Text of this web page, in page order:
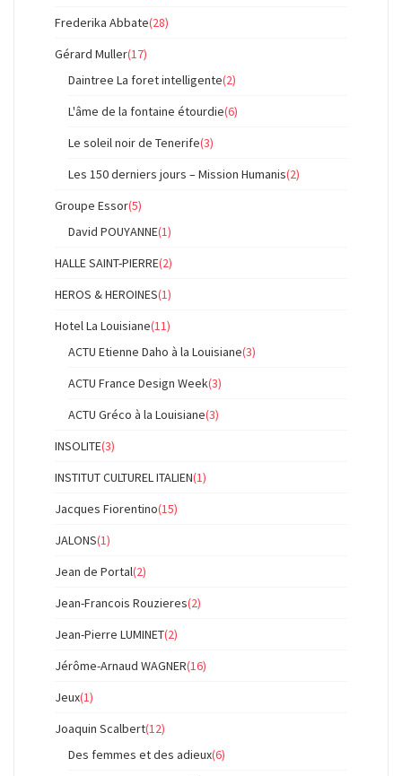
Frederika Abbate(28)
Gérard Muller(17)
Daintree La foret intelligente(2)
L'âme de la fontaine étourdie(6)
Le soleil noir de Tenerife(3)
Les 150 derniers jours – Mission Humanis(2)
Groupe Essor(5)
David POUYANNE(1)
HALLE SAINT-PIERRE(2)
HEROS & HEROINES(1)
Hotel La Louisiane(11)
ACTU Etienne Daho à la Louisiane(3)
ACTU France Design Week(3)
ACTU Gréco à la Louisiane(3)
INSOLITE(3)
INSTITUT CULTUREL ITALIEN(1)
Jacques Fiorentino(15)
JALONS(1)
Jean de Portal(2)
Jean-Francois Rouzieres(2)
Jean-Pierre LUMINET(2)
Jérôme-Arnaud WAGNER(16)
Jeux(1)
Joaquin Scalbert(12)
Des femmes et des adieux(6)